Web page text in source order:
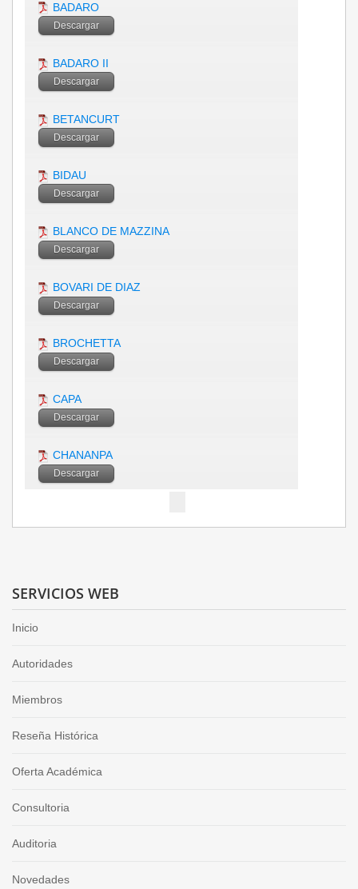
BADARO
Descargar
BADARO II
Descargar
BETANCURT
Descargar
BIDAU
Descargar
BLANCO DE MAZZINA
Descargar
BOVARI DE DIAZ
Descargar
BROCHETTA
Descargar
CAPA
Descargar
CHANANPA
Descargar
SERVICIOS WEB
Inicio
Autoridades
Miembros
Reseña Histórica
Oferta Académica
Consultoria
Auditoria
Novedades